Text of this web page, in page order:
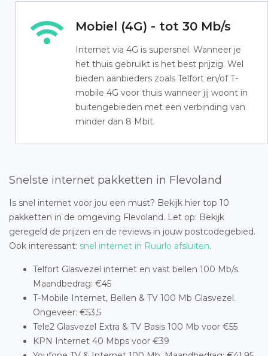
Mobiel (4G) - tot 30 Mb/s
Internet via 4G is supersnel. Wanneer je
het thuis gebruikt is het best prijzig. Wel
bieden aanbieders zoals Telfort en/of T-
mobile 4G voor thuis wanneer jij woont in
buitengebieden met een verbinding van
minder dan 8 Mbit.
Snelste internet pakketten in Flevoland
Is snel internet voor jou een must? Bekijk hier top 10
pakketten in de omgeving Flevoland. Let op: Bekijk
geregeld de prijzen en de reviews in jouw postcodegebied.
Ook interessant: snel internet in Ruurlo afsluiten.
Telfort Glasvezel internet en vast bellen 100 Mb/s.
Maandbedrag: €45
T-Mobile Internet, Bellen & TV 100 Mb Glasvezel.
Ongeveer: €53,5
Tele2 Glasvezel Extra & TV Basis 100 Mb voor €55
KPN Internet 40 Mbps voor €39